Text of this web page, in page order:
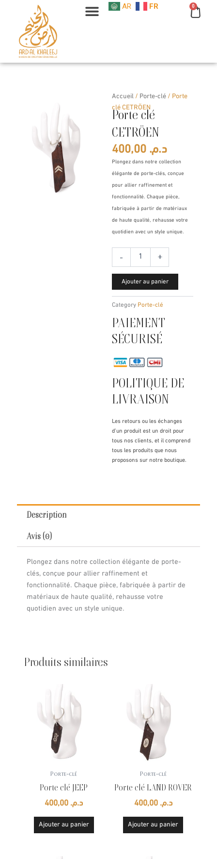
contenu
AR FR 0
Cart
Accueil / Porte-clé / Porte
clé CETRÖEN
Porte clé
CETRÖEN
د.م.
Plongez dans notre collection
élégante de porte-clés, conçue
pour allier raffinement et
fonctionnalité. Chaque pièce,
fabriquée à partir de matériaux
de haute qualité, rehausse votre
quotidien avec un style unique.
-
CETRÖEN
+
Ajouter au panier
Category Porte-clé
PAIEMENT
SÉCURISÉ
POLITIQUE DE
LIVRAISON
Les retours ou les échanges
d’un produit est un droit pour
tous nos clients, et il comprend
tous les produits que nous
proposons sur notre boutique.
Description
Avis (0)
Plongez dans notre collection élégante de porte-
clés, conçue pour allier raffinement et
fonctionnalité. Chaque pièce, fabriquée à partir de
matériaux de haute qualité, rehausse votre
quotidien avec un style unique.
Produits similaires
Porte-clé
Porte clé JEEP
د.م.
Ajouter au panier
Porte-clé
Porte clé LAND ROVER
د.م. 400,00
Ajouter au panier